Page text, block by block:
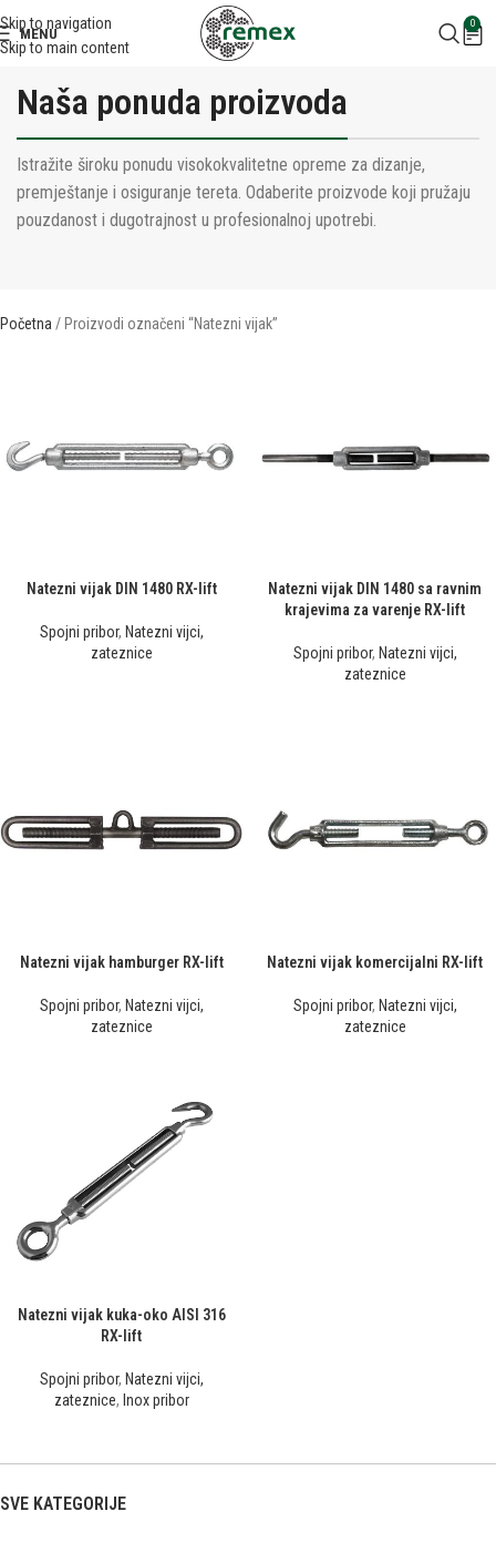
Skip to navigation
Skip to main content
MENU
0
Naša ponuda proizvoda
Istražite široku ponudu visokokvalitetne opreme za dizanje,
premještanje i osiguranje tereta. Odaberite proizvode koji pružaju
pouzdanost i dugotrajnost u profesionalnoj upotrebi.
Početna Proizvodi označeni “Natezni vijak”
Natezni vijak DIN 1480 RX-lift
Spojni pribor, Natezni vijci,
zateznice
Natezni vijak DIN 1480 sa ravnim
krajevima za varenje RX-lift
Spojni pribor, Natezni vijci,
zateznice
Natezni vijak hamburger RX-lift
Spojni pribor, Natezni vijci,
zateznice
Natezni vijak komercijalni RX-lift
Spojni pribor, Natezni vijci,
zateznice
Natezni vijak kuka-oko AISI 316
RX-lift
Spojni pribor, Natezni vijci,
zateznice, Inox pribor
SVE KATEGORIJE